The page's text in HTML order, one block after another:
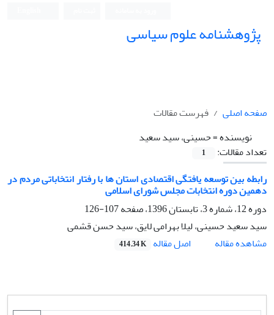
پژوهشنامه علوم سیاسی
صفحه اصلی
فهرست مقالات
نویسنده =حسینی، سید سعید
تعداد مقالات:
1
رابطه بین توسعه یافتگی اقتصادی استان ها با رفتار انتخاباتی مردم در
دهمین دوره انتخابات مجلس شورای اسلامی
دوره 12، شماره 3، تابستان 1396، صفحه
107-126
سید سعید حسینی، لیلا بهرامی لایق، سید حسن قشمی
مشاهده مقاله
اصل مقاله 414.34 K